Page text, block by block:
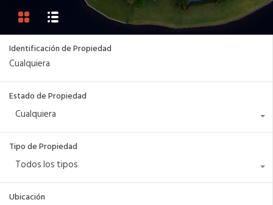
Identificación de Propiedad
Estado de Propiedad
Cualquiera
Tipo de Propiedad
Todos los tipos
Ubicación